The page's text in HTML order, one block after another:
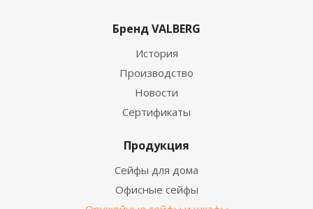
Бренд VALBERG
История
Производство
Новости
Сертификаты
Продукция
Сейфы для дома
Офисные сейфы